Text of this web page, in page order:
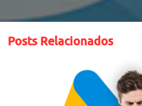
Posts Relacionados